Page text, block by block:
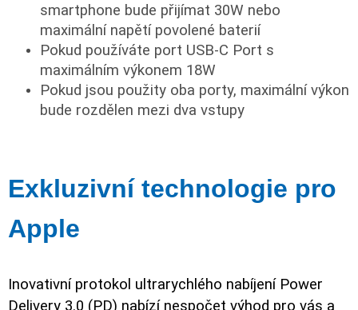
smartphone bude přijímat 30W nebo
maximální napětí povolené baterií
Pokud používáte port USB-C Port s
maximálním výkonem 18W
Pokud jsou použity oba porty, maximální výkon
bude rozdělen mezi dva vstupy
Exkluzivní technologie pro
Apple
Inovativní protokol ultrarychlého nabíjení Power
Delivery 3.0 (PD) nabízí nespočet výhod pro vás a